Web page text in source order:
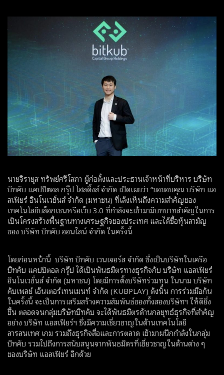
นายจิรายุส ทรัพย์ศรีโสภา ผู้ก่อตั้งและประธานเจ้าหน้าที่บริหาร บริษัท
บิทคับ แคปปิตอล กรุ๊ป โฮลดิ้งส์ จำกัด เปิดเผยว่า “ขอขอบคุณ บริษัท แอ
สเฟียร์ อินโนเวชั่นส์ จำกัด (มหาชน) ที่เล็งเห็นถึงความสำคัญของ
เทคโนโลยีบล็อกเชนหรือเว็บ 3.0 ที่กำลังจะเข้ามามีบทบาทสำคัญในการ
เป็นโครงสร้างพื้นฐานทางเศรษฐกิจของประเทศ และได้ซื้อหุ้นสามัญ
ของ บริษัท บิทคับ ออนไลน์ จำกัด ในครั้งนี้
โดยก่อนหน้านี้ บริษัท บิทคับ เวนเจอร์ส จำกัด ซึ่งเป็นบริษัทในเครือ
บิทคับ แคปปิตอล กรุ๊ป ได้เป็นพันธมิตรทางธุรกิจกับ บริษัท แอสเฟียร์
อินโนเวชั่นส์ จำกัด (มหาชน) โดยมีการตั้งบริษัทร่วมทุน ในนาม บริษัท
คับเพลย์ เอ็นเตอร์เทนเมนท์ จำกัด (KUBPLAY) ดังนั้น การร่วมมือกัน
ในครั้งนี้ จะเป็นการเสริมสร้างความสัมพันธ์ของทั้งสองบริษัทฯ ให้ดียิ่ง
ขึ้น ตลอดจนกลุ่มบริษัทบิทคับ จะได้พันธมิตรด้านกลยุทธ์ธุรกิจที่สำคัญ
อย่าง บริษัท แอสเฟียร์ฯ ซึ่งมีความเชี่ยวชาญในด้านเทคโนโลยี
สารสนเทศ เกม รวมถึงธุรกิจสื่อและการตลาด เข้ามาผนึกกำลังในกลุ่ม
บิทคับ รวมไปถึงการสนับสนุนจากพันธมิตรที่เชี่ยวชาญในด้านต่าง ๆ
ของบริษัท แอสเฟียร์ อีกด้วย